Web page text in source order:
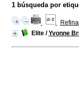
1búsqueda por
Elite/Yvonne